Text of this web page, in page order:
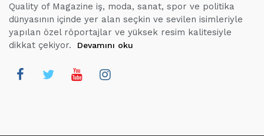
Quality of Magazine iş, moda, sanat, spor ve politika
dünyasının içinde yer alan seçkin ve sevilen isimleriyle
yapılan özel röportajlar ve yüksek resim kalitesiyle
dikkat çekiyor.
Devamını oku